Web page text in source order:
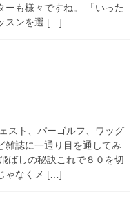
ーも様々ですね。 「いった
スンを選 […]
スト、パーゴルフ、ワッグ
雑誌に一通り目を通してみ
ばしの秘訣これで８０を切
ゃなくメ […]